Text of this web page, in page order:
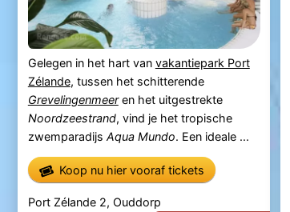
Gelegen in het hart van vakantiepark Port
Zélande, tussen het schitterende
Grevelingenmeeren het uitgestrekte
Noordzeestrand, vind je het tropische
zwemparadijs Aqua Mundo. Een ideale ...
Koop nu hier vooraf tickets
Port Zélande 2, Ouddorp